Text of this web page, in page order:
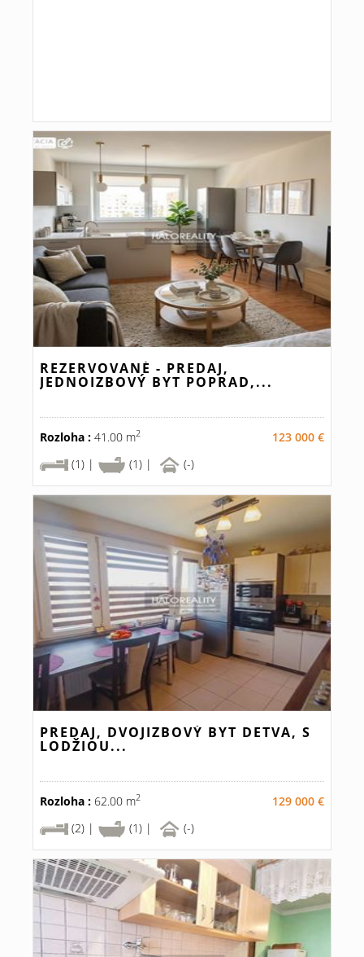
REZERVOVANÉ - PREDAJ,
JEDNOIZBOVÝ BYT POPRAD,...
Rozloha : 41.00 m2
123 000 €
(1) |
(1) | (-)
PREDAJ, DVOJIZBOVÝ BYT DETVA, S
LODŽIOU...
Rozloha : 62.00 m2
129 000 €
(2) |
(1) | (-)